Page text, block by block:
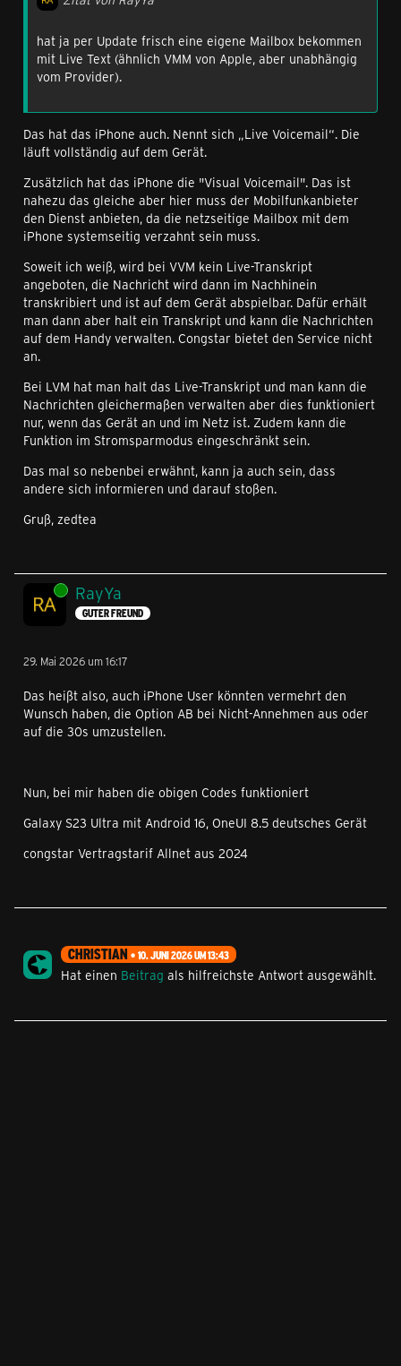
hat ja per Update frisch eine eigene Mailbox bekommen
mit Live Text (ähnlich VMM von Apple, aber unabhängig
vom Provider).
Das hat das iPhone auch. Nennt sich „Live Voicemail“. Die
läuft vollständig auf dem Gerät.
Zusätzlich hat das iPhone die "Visual Voicemail". Das ist
nahezu das gleiche aber hier muss der Mobilfunkanbieter
den Dienst anbieten, da die netzseitige Mailbox mit dem
iPhone systemseitig verzahnt sein muss.
Soweit ich weiß, wird bei VVM kein Live-Transkript
angeboten, die Nachricht wird dann im Nachhinein
transkribiert und ist auf dem Gerät abspielbar. Dafür erhält
man dann aber halt ein Transkript und kann die Nachrichten
auf dem Handy verwalten. Congstar bietet den Service nicht
an.
Bei LVM hat man halt das Live-Transkript und man kann die
Nachrichten gleichermaßen verwalten aber dies funktioniert
nur, wenn das Gerät an und im Netz ist. Zudem kann die
Funktion im Stromsparmodus eingeschränkt sein.
Das mal so nebenbei erwähnt, kann ja auch sein, dass
andere sich informieren und darauf stoßen.
Gruß, zedtea
RayYa
GUTER FREUND
29. Mai 2026 um 16:17
Das heißt also, auch iPhone User könnten vermehrt den
Wunsch haben, die Option AB bei Nicht-Annehmen aus oder
auf die 30s umzustellen.
Nun, bei mir haben die obigen Codes funktioniert
Galaxy S23 Ultra mit Android 16, OneUI 8.5 deutsches Gerät
congstar Vertragstarif Allnet aus 2024
CHRISTIAN 10. JUNI 2026 UM 13:43
Hat einen Beitrag als hilfreichste Antwort ausgewählt.